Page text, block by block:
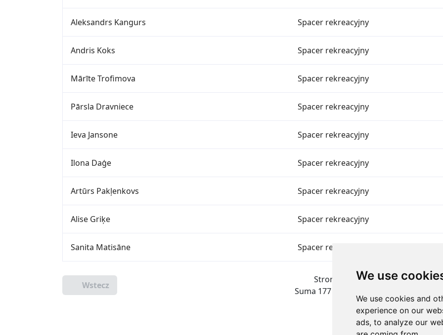
We use
We use cookies and
experience on our
ads, to analyze our
Aleksandrs Kangurs Spacer rekreacyjny
Andris Koks Spacer rekreacyjny
Mārīte Trofimova Spacer rekreacyjny
Pārsla Dravniece Spacer rekreacyjny
Ieva Jansone Spacer rekreacyjny
Ilona Daģe Spacer rekreacyjny
Artūrs Pakļenkovs Spacer rekreacyjny
Alise Griķe Spacer rekreacyjny
Sanita Matisāne Spacer rekreacyjny
Wstecz
Strona 1 z 8
Suma 177 Osiągnięcia